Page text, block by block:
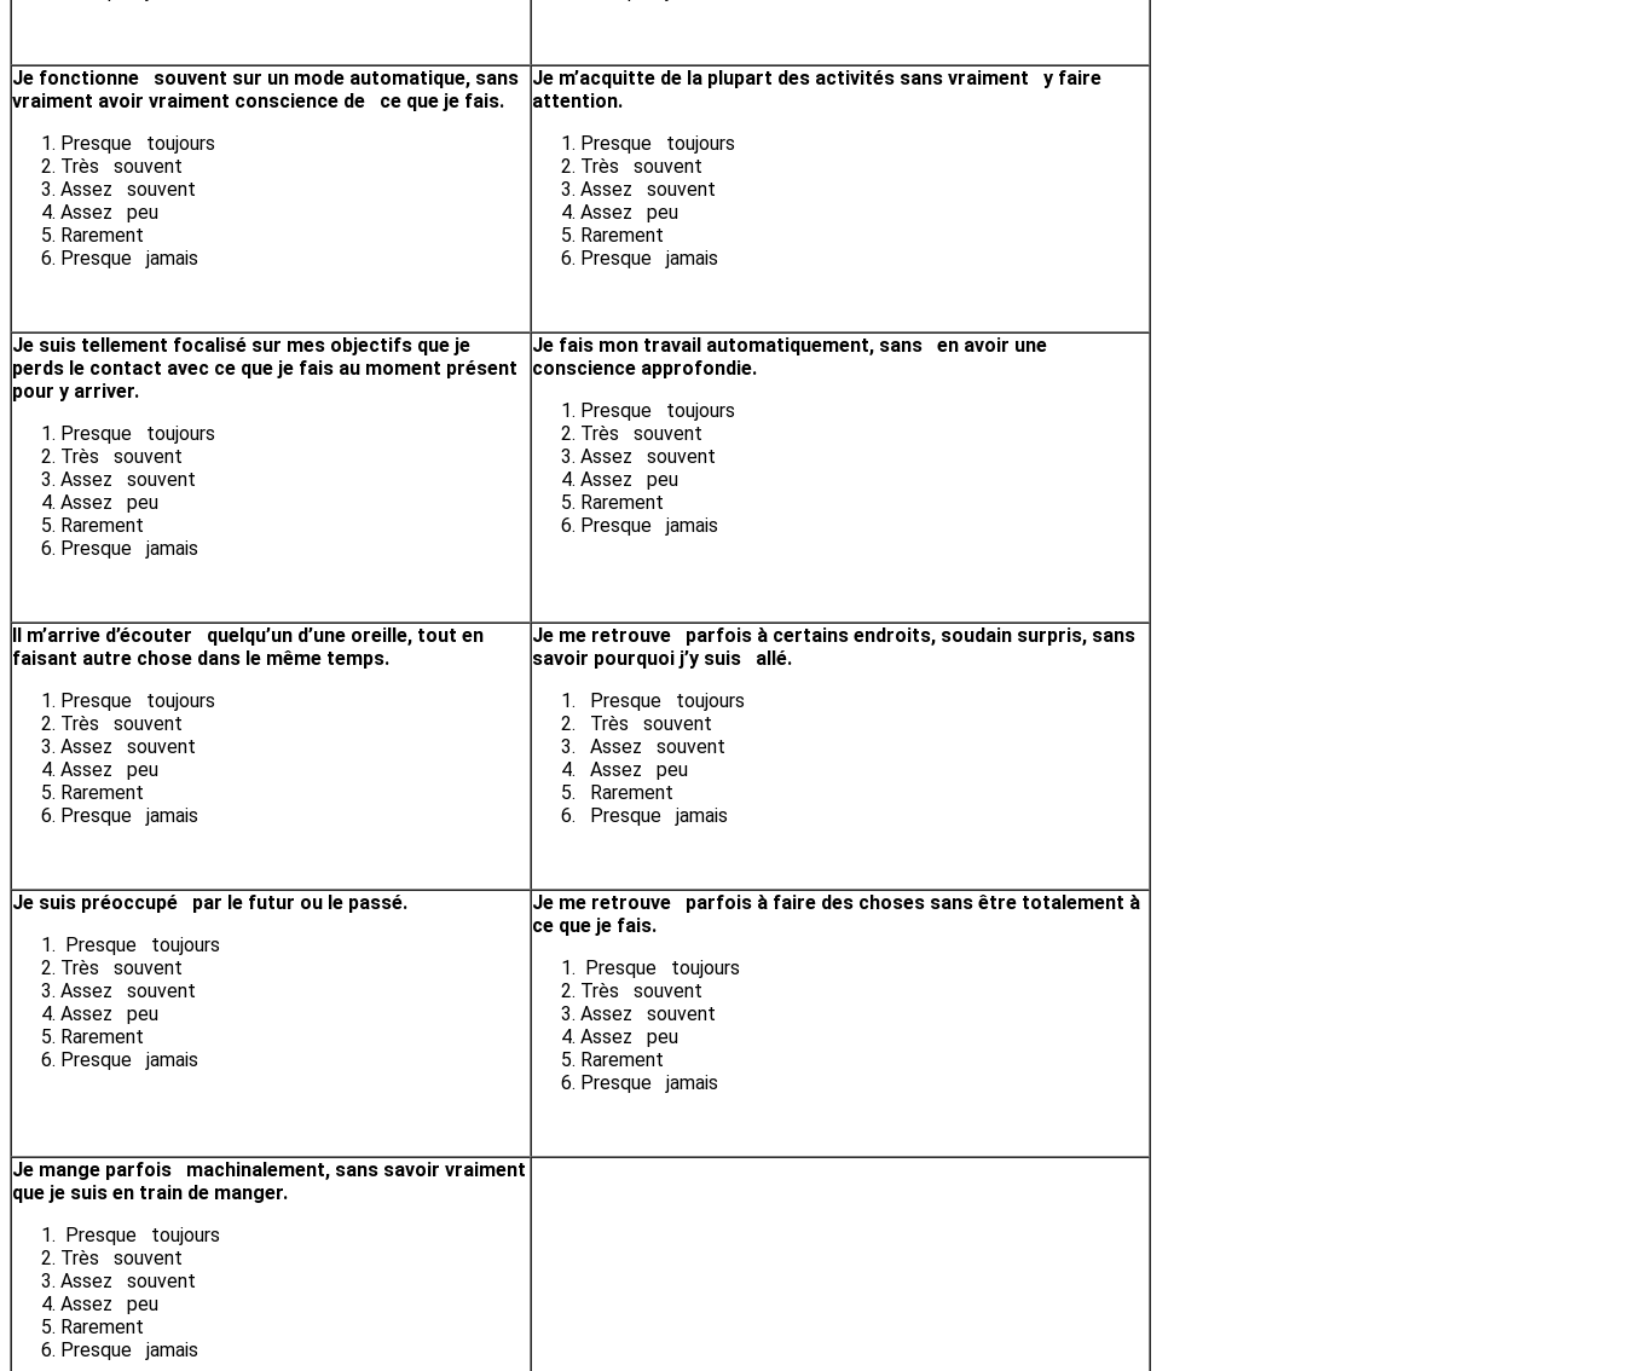
Je fonctionne souvent sur un mode automatique, sans
vraiment avoir vraiment conscience de ce que je fais.
Presque toujours
Très souvent
Assez souvent
Assez peu
Rarement
Presque jamais
Je m’acquitte de la plupart des activités sans vraiment y faire
attention.
Presque toujours
Très souvent
Assez souvent
Assez peu
Rarement
Presque jamais
Je suis tellement focalisé sur mes objectifs que je
perds le contact avec ce que je fais au moment présent
pour y arriver.
Presque toujours
Très souvent
Assez souvent
Assez peu
Rarement
Presque jamais
Je fais mon travail automatiquement, sans en avoir une
conscience approfondie.
Presque toujours
Très souvent
Assez souvent
Assez peu
Rarement
Presque jamais
Il m’arrive d’écouter quelqu’un d’une oreille, tout en
faisant autre chose dans le même temps.
Presque toujours
Très souvent
Assez souvent
Assez peu
Rarement
Presque jamais
Je me retrouve parfois à certains endroits, soudain surpris, sans
savoir pourquoi j’y suis allé.
Presque toujours
Très souvent
Assez souvent
Assez peu
Rarement
Presque jamais
Je suis préoccupé par le futur ou le passé.
Presque toujours
Très souvent
Assez souvent
Assez peu
Rarement
Presque jamais
Je me retrouve parfois à faire des choses sans être totalement à
ce que je fais.
Presque toujours
Très souvent
Assez souvent
Assez peu
Rarement
Presque jamais
Je mange parfois machinalement, sans savoir vraiment
que je suis en train de manger.
Presque toujours
Très souvent
Assez souvent
Assez peu
Rarement
Presque jamais